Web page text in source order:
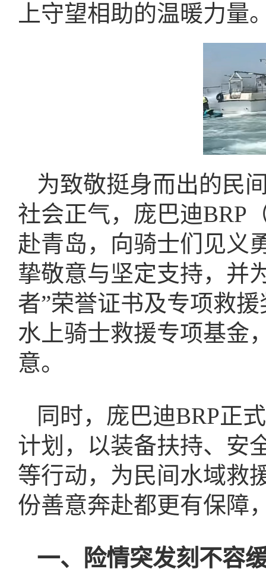
上守望相助的温暖力量
为致敬挺身而出的民
社会正气，庞巴迪BRP
赴青岛，向骑士们见义
挚敬意与坚定支持，并
者”荣誉证书及专项救
水上骑士救援专项基金
意。
同时，庞巴迪BRP正
计划，以装备扶持、安
等行动，为民间水域救
份善意奔赴都更有保障
一、险情突发刻不容